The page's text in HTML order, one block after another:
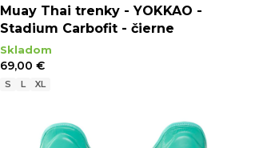
Muay Thai trenky - YOKKAO -
Stadium Carbofit - čierne
Skladom
69,00 €
S L XL